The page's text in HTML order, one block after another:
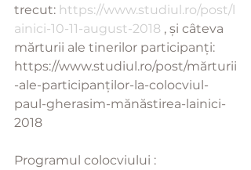
trecut: https://www.studiul.ro/post/l
ainici-10-11-august-2018 , și câteva
mărturii ale tinerilor participanți:
https://www.studiul.ro/post/mărturii
-ale-participanților-la-colocviul-
paul-gherasim-mănăstirea-lainici-
2018
Programul colocviului :